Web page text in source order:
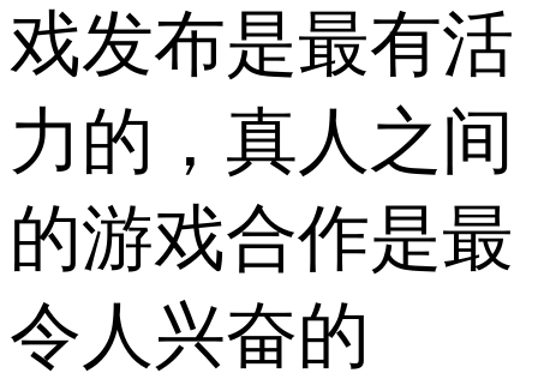
戏发布是最有活
力的，真人之间
的游戏合作是最
令人兴奋的